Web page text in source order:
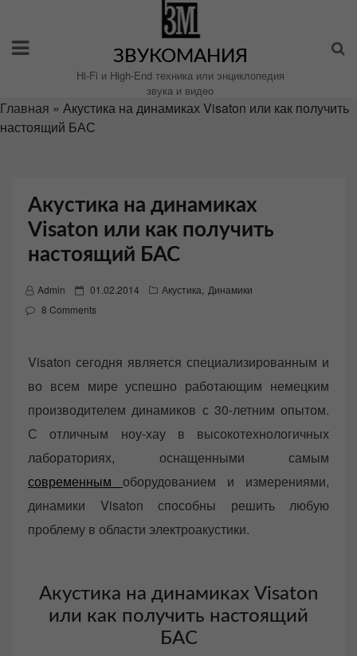
содержимому
ЗВУКОМАНИЯ
Hi-Fi и High-End техника или энциклопедия
звука и видео
Главная » Акустика на динамиках Visaton или как получить
настоящий БАС
Акустика на динамиках
Visaton или как получить
настоящий БАС
Admin
P
o
e
01.02.2014 Акустика Динамики
8 Comments
Visaton сегодня является специализированным и
во всем мире успешно работающим немецким
производителем динамиков с 30-летним опытом.
С отличным ноу-хау в высокотехнологичных
лабораториях, оснащенными самым
современным оборудованием и измерениями,
динамики Visaton способны решить любую
проблему в области электроакустики.
Акустика на динамиках Visaton
или как получить настоящий
БАС